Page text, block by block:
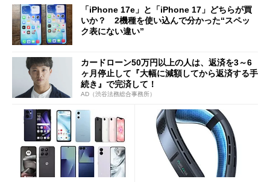
「iPhone 17e」と「iPhone 17」どちらが買
いか？ 2機種を使い込んで分かった“スペッ
ク表にない違い”
カードローン50万円以上の人は、返済を3～6
ヶ月停止して『大幅に減額してから返済する手
続き』で完済して！
AD（渋谷法務総合事務所）